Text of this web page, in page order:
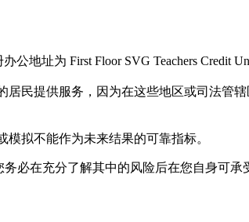
地址为 First Floor SVG Teachers Credit
民提供服务，因为在这些地区或司法管
拟不能作为未来结果的可靠指标。
必在充分了解其中的风险后在您自身可承